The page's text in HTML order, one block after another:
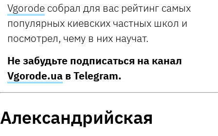
Vgorode собрал для вас рейтинг самых
популярных киевских частных школ и
посмотрел, чему в них научат.
Не забудьте подписаться на канал
Vgorode.ua в Telegram.
Александрийская